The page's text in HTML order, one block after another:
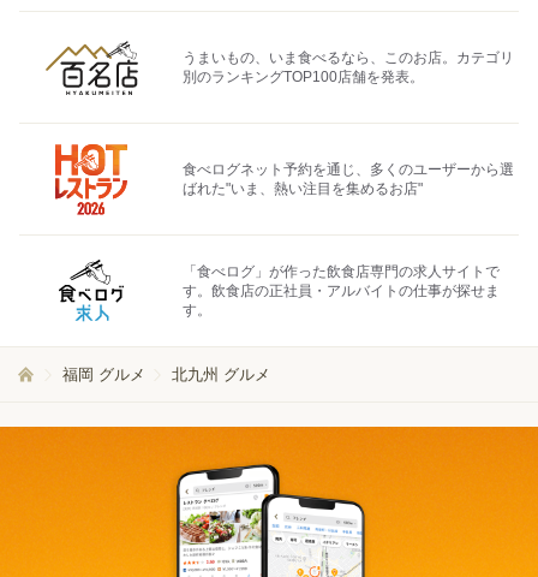
うまいもの、いま食べるなら、このお店。カテゴリ
別のランキングTOP100店舗を発表。
食べログネット予約を通じ、多くのユーザーから選
ばれた"いま、熱い注目を集めるお店"
「食べログ」が作った飲食店専門の求人サイトで
す。飲食店の正社員・アルバイトの仕事が探せま
す。
福岡 グルメ 北九州 グルメ